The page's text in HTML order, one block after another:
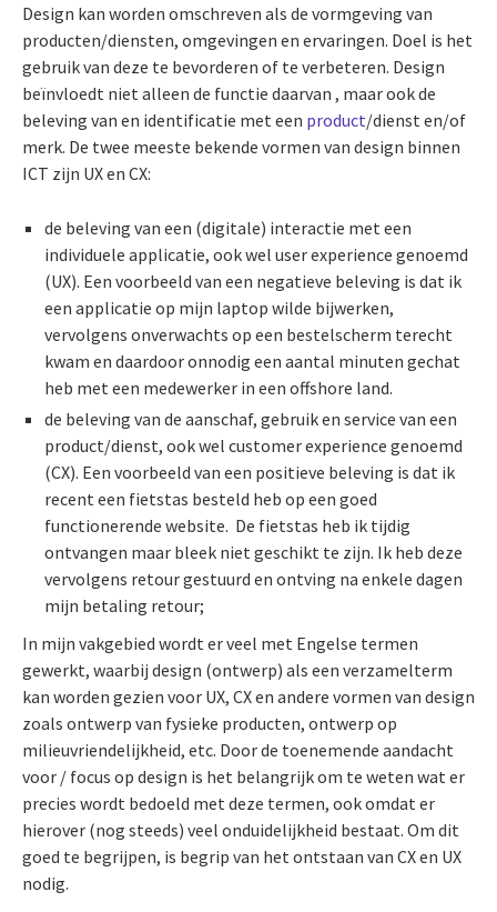
Design kan worden omschreven als de vormgeving van
producten/diensten, omgevingen en ervaringen. Doel is het
gebruik van deze te bevorderen of te verbeteren. Design
beïnvloedt niet alleen de functie daarvan , maar ook de
beleving van en identificatie met een product/dienst en/of
merk. De twee meeste bekende vormen van design binnen
ICT zijn UX en CX:
de beleving van een (digitale) interactie met een
individuele applicatie, ook wel user experience genoemd
(UX). Een voorbeeld van een negatieve beleving is dat ik
een applicatie op mijn laptop wilde bijwerken,
vervolgens onverwachts op een bestelscherm terecht
kwam en daardoor onnodig een aantal minuten gechat
heb met een medewerker in een offshore land.
de beleving van de aanschaf, gebruik en service van een
product/dienst, ook wel customer experience genoemd
(CX). Een voorbeeld van een positieve beleving is dat ik
recent een fietstas besteld heb op een goed
functionerende website. De fietstas heb ik tijdig
ontvangen maar bleek niet geschikt te zijn. Ik heb deze
vervolgens retour gestuurd en ontving na enkele dagen
mijn betaling retour;
In mijn vakgebied wordt er veel met Engelse termen
gewerkt, waarbij design (ontwerp) als een verzamelterm
kan worden gezien voor UX, CX en andere vormen van design
zoals ontwerp van fysieke producten, ontwerp op
milieuvriendelijkheid, etc. Door de toenemende aandacht
voor / focus op design is het belangrijk om te weten wat er
precies wordt bedoeld met deze termen, ook omdat er
hierover (nog steeds) veel onduidelijkheid bestaat. Om dit
goed te begrijpen, is begrip van het ontstaan van CX en UX
nodig.